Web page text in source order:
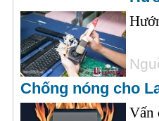
Chống nóng cho
Vấn